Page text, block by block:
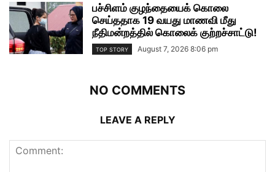
பச்சிளம் குழந்தையைக் கொலை
செய்ததாக 19 வயது மாணவி மீது
நீதிமன்றத்தில் கொலைக் குற்றச்சாட்டு!
TOP STORY August 7, 2026 8:06 pm
NO COMMENTS
LEAVE A REPLY